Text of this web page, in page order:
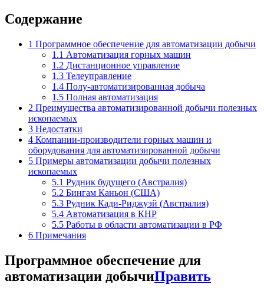
Содержание
1 Программное обеспечение для автоматизации добычи
1.1 Автоматизация горных машин
1.2 Дистанционное управление
1.3 Телеуправление
1.4 Полу-автоматизированная добыча
1.5 Полная автоматизация
2 Преимущества автоматизированной добычи полезных
ископаемых
3 Недостатки
4 Компании-производители горных машин и
оборудования для автоматизированной добычи
5 Примеры автоматизации добычи полезных
ископаемых
5.1 Рудник будущего (Австралия)
5.2 Бингам Каньон (США)
5.3 Рудник Кади-Риджуэй (Австралия)
5.4 Автоматизация в КНР
5.5 Работы в области автоматизации в РФ
6 Примечания
Программное обеспечение для
автоматизации добычиПравить